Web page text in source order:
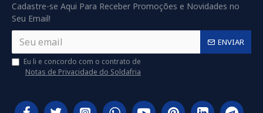
Cadastre-se Aqui Para Receber Promoções e Novidades no
Seu Email!
ENVIAR
Eu li e concordo com o contrato de
Notas de Privacidade do Soldafria